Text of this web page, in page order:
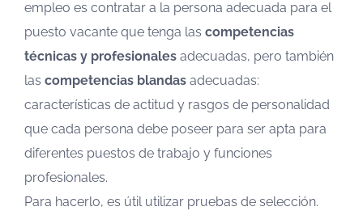
empleo es contratar a la persona adecuada para el
puesto vacante que tenga las competencias
técnicas y profesionalesadecuadas, pero también
las competencias blandasadecuadas:
características de actitud y rasgos de personalidad
que cada persona debe poseer para ser apta para
diferentes puestos de trabajo y funciones
profesionales.
Para hacerlo, es útil utilizar pruebas de selección.